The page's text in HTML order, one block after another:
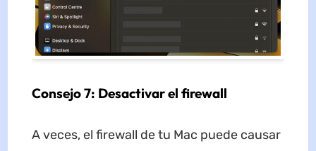
Consejo 7: Desactivar el firewall
A veces, el firewall de tu Mac puede causar